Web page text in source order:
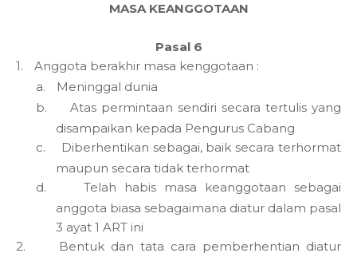
MASA KEANGGOTAAN
Pasal 6
1.
Anggota berakhir masa kenggotaan :
a.
Meninggal dunia
b.
Atas permintaan sendiri secara tertulis yang
disampaikan kepada Pengurus Cabang
c.
Diberhentikan sebagai, baik secara terhormat
maupun secara tidak terhormat
d.
Telah habis masa keanggotaan sebagai
anggota biasa sebagaimana diatur dalam pasal
3 ayat 1 ART ini
2.
Bentuk dan tata cara pemberhentian diatur